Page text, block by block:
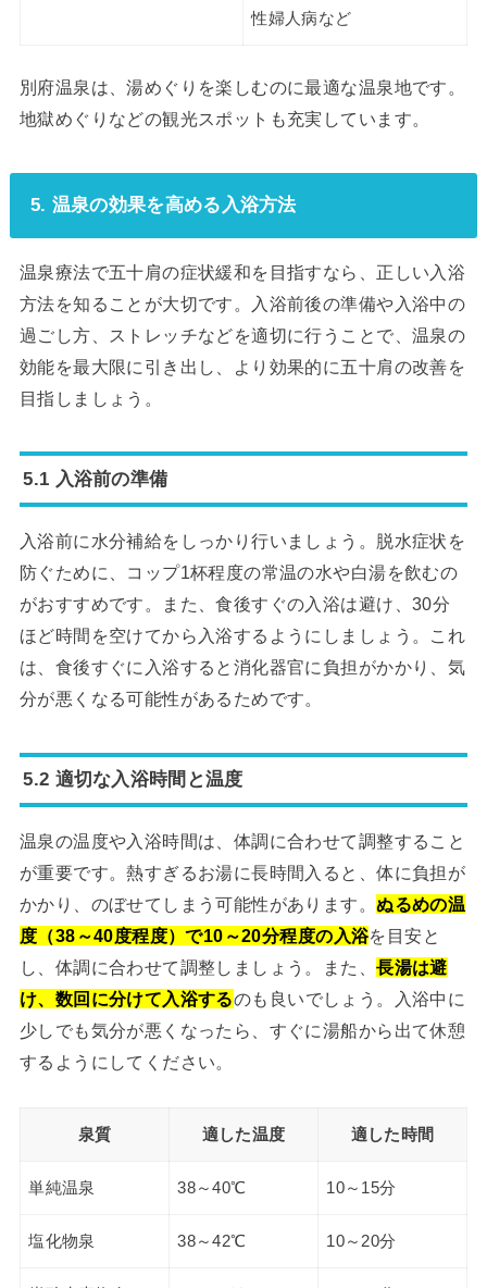
性婦人病など
別府温泉は、湯めぐりを楽しむのに最適な温泉地です。
地獄めぐりなどの観光スポットも充実しています。
5. 温泉の効果を高める入浴方法
温泉療法で五十肩の症状緩和を目指すなら、正しい入浴
方法を知ることが大切です。入浴前後の準備や入浴中の
過ごし方、ストレッチなどを適切に行うことで、温泉の
効能を最大限に引き出し、より効果的に五十肩の改善を
目指しましょう。
5.1 入浴前の準備
入浴前に水分補給をしっかり行いましょう。脱水症状を
防ぐために、コップ1杯程度の常温の水や白湯を飲むの
がおすすめです。また、食後すぐの入浴は避け、30分
ほど時間を空けてから入浴するようにしましょう。これ
は、食後すぐに入浴すると消化器官に負担がかかり、気
分が悪くなる可能性があるためです。
5.2 適切な入浴時間と温度
温泉の温度や入浴時間は、体調に合わせて調整すること
が重要です。熱すぎるお湯に長時間入ると、体に負担が
かかり、のぼせてしまう可能性があります。ぬるめの温
度（38～40度程度）で10～20分程度の入浴を目安と
し、体調に合わせて調整しましょう。また、長湯は避
け、数回に分けて入浴するのも良いでしょう。入浴中に
少しでも気分が悪くなったら、すぐに湯船から出て休憩
するようにしてください。
泉質 適した温度 適した時間
単純温泉 38～40℃ 10～15分
塩化物泉 38～42℃ 10～20分